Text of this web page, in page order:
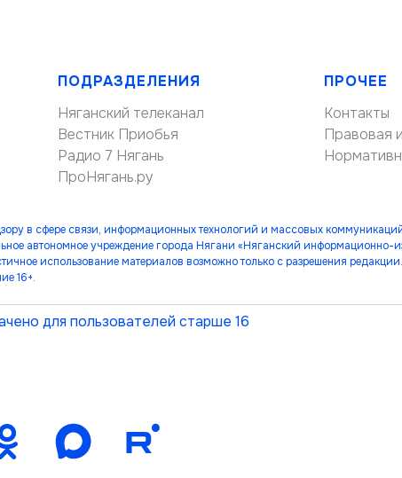
ПОДРАЗДЕЛЕНИЯ
Няганский телеканал
Вестник Приобья
Радио 7 Нягань
ПроНягань.ру
ПРОЧЕЕ
Контакты
Правовая
в сфере связи, информационных технологий и массовых
автономное учреждение города Нягани «Няганский информационно-
использование материалов возможно только с разрешения
16+.
для пользователей старше 16